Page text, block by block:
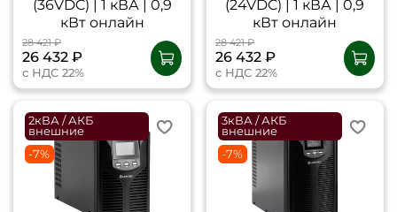
(36VDC) | 1 кВА | 0,9
кВт онлайн
28 421 ₽
26 432 ₽
с НДС 22%
(24VDC) | 1 кВА | 0,9
кВт онлайн
28 421 ₽
26 432 ₽
с НДС 22%
2кВА / АКБ
внешние
-7%
3кВА / АКБ
внешние
-7%